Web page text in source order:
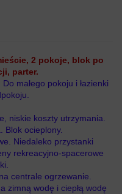
2 pokoje, blok po
parter.
małego pokoju i łazienki
niskie koszty utrzymania.
Blok ocieplony.
Niedaleko przystanki
rekreacyjno-spacerowe
centrale ogrzewanie.
zimną wodę i ciepłą wodę